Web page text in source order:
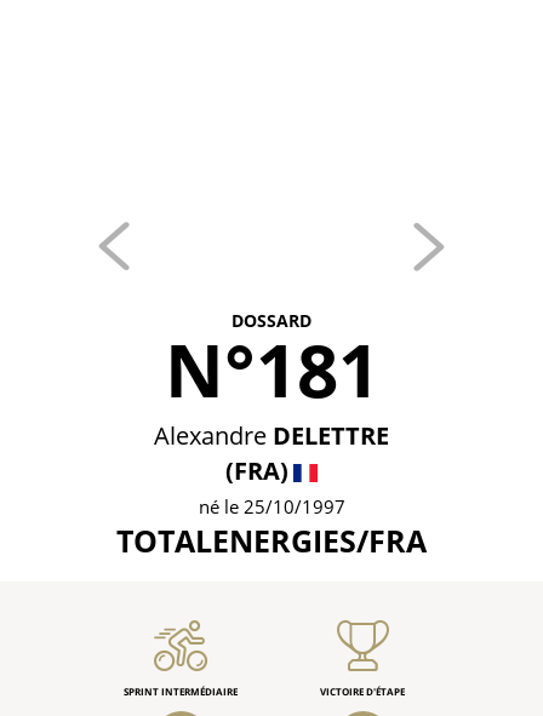
DOSSARD
N°181
Alexandre DELETTRE
(FRA)
né le 25/10/1997
TOTALENERGIES/FRA
SPRINT INTERMÉDIAIRE VICTOIRE D'ÉTAPE